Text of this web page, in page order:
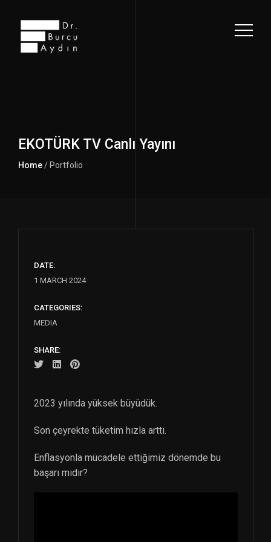
EKOTÜRK TV Canlı Yayını
Home/ Portfolio
DATE:
1 MARCH 2024
CATEGORIES:
MEDIA
SHARE:
2023 yılında yüksek büyüdük.
Son çeyrekte tüketim hızla arttı.
Enflasyonla mücadele ettiğimiz dönemde bu
başarı mıdır?